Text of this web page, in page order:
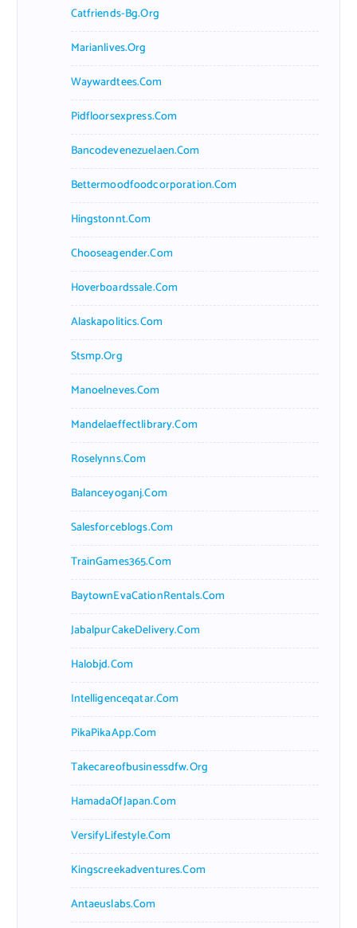
Catfriends-Bg.org
Marianlives.org
Waywardtees.com
Pidfloorsexpress.com
Bancodevenezuelaen.com
Bettermoodfoodcorporation.com
Hingstonnt.com
Chooseagender.com
Hoverboardssale.com
Alaskapolitics.com
Stsmp.org
Manoelneves.com
Mandelaeffectlibrary.com
Roselynns.com
Balanceyoganj.com
Salesforceblogs.com
TrainGames365.com
BaytownEvaCationRentals.com
JabalpurCakeDelivery.com
Halobjd.com
Intelligenceqatar.com
PikaPikaApp.com
Takecareofbusinessdfw.org
HamadaOfJapan.com
VersifyLifestyle.com
Kingscreekadventures.com
Antaeuslabs.com